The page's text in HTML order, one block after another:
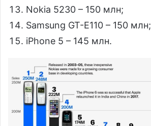
Nokia 5230 – 150 млн;
Samsung GT-E110 – 150 млн;
iPhone 5 – 145 млн.